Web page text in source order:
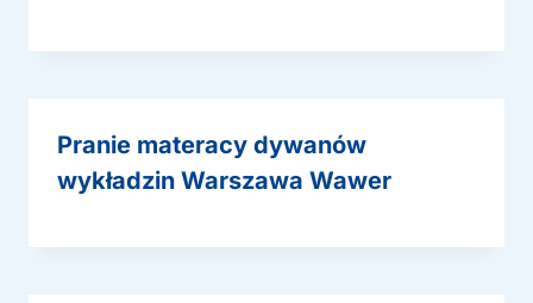
Pranie materacy dywanów
wykładzin Warszawa Wawer